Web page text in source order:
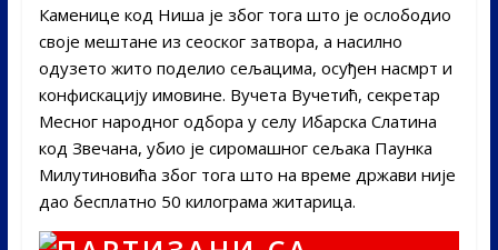
Каменице код Ниша је због тога што је ослободио
своје мештане из сеоског затвора, а насилно
одузето жито поделио сељацима, осуђен насмрт и
конфискацију имовине. Вучета Вучетић, секретар
Месног народног одбора у селу Ибарска Слатина
код Звечана, убио је сиромашног сељака Паунка
Милутиновића због тога што на време држави није
дао бесплатно 50 килограма житарица.